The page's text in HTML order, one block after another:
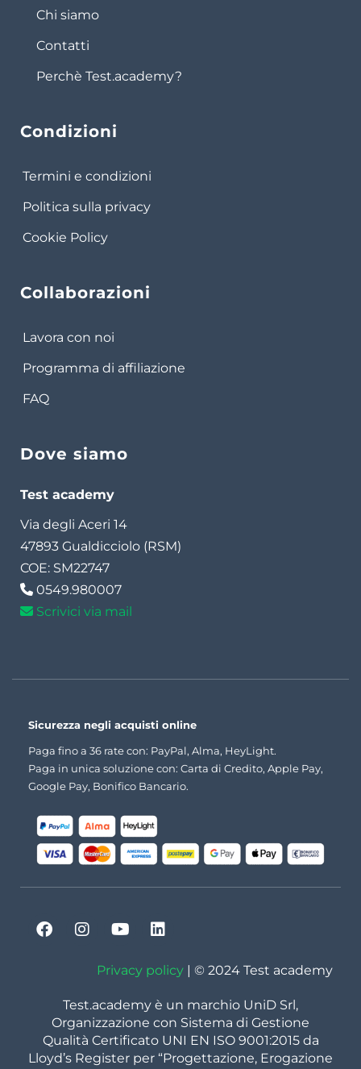
Chi siamo
Contatti
Perchè Test.academy?
Condizioni
Termini e condizioni
Politica sulla privacy
Cookie Policy
Collaborazioni
Lavora con noi
Programma di affiliazione
FAQ
Dove siamo
Test academy
Via degli Aceri 14
47893 Gualdicciolo (RSM)
COE: SM22747
0549.980007
Scrivici via mail
Sicurezza negli acquisti online
Paga fino a 36 rate con: PayPal, Alma, HeyLight.
Paga in unica soluzione con: Carta di Credito, Apple Pay,
Google Pay, Bonifico Bancario.
Privacy policy | © 2024 Test academy
Test.academy è un marchio UniD Srl,
Organizzazione con Sistema di Gestione
Qualità Certificato UNI EN ISO 9001:2015 da
Lloyd’s Register per “Progettazione, Erogazione